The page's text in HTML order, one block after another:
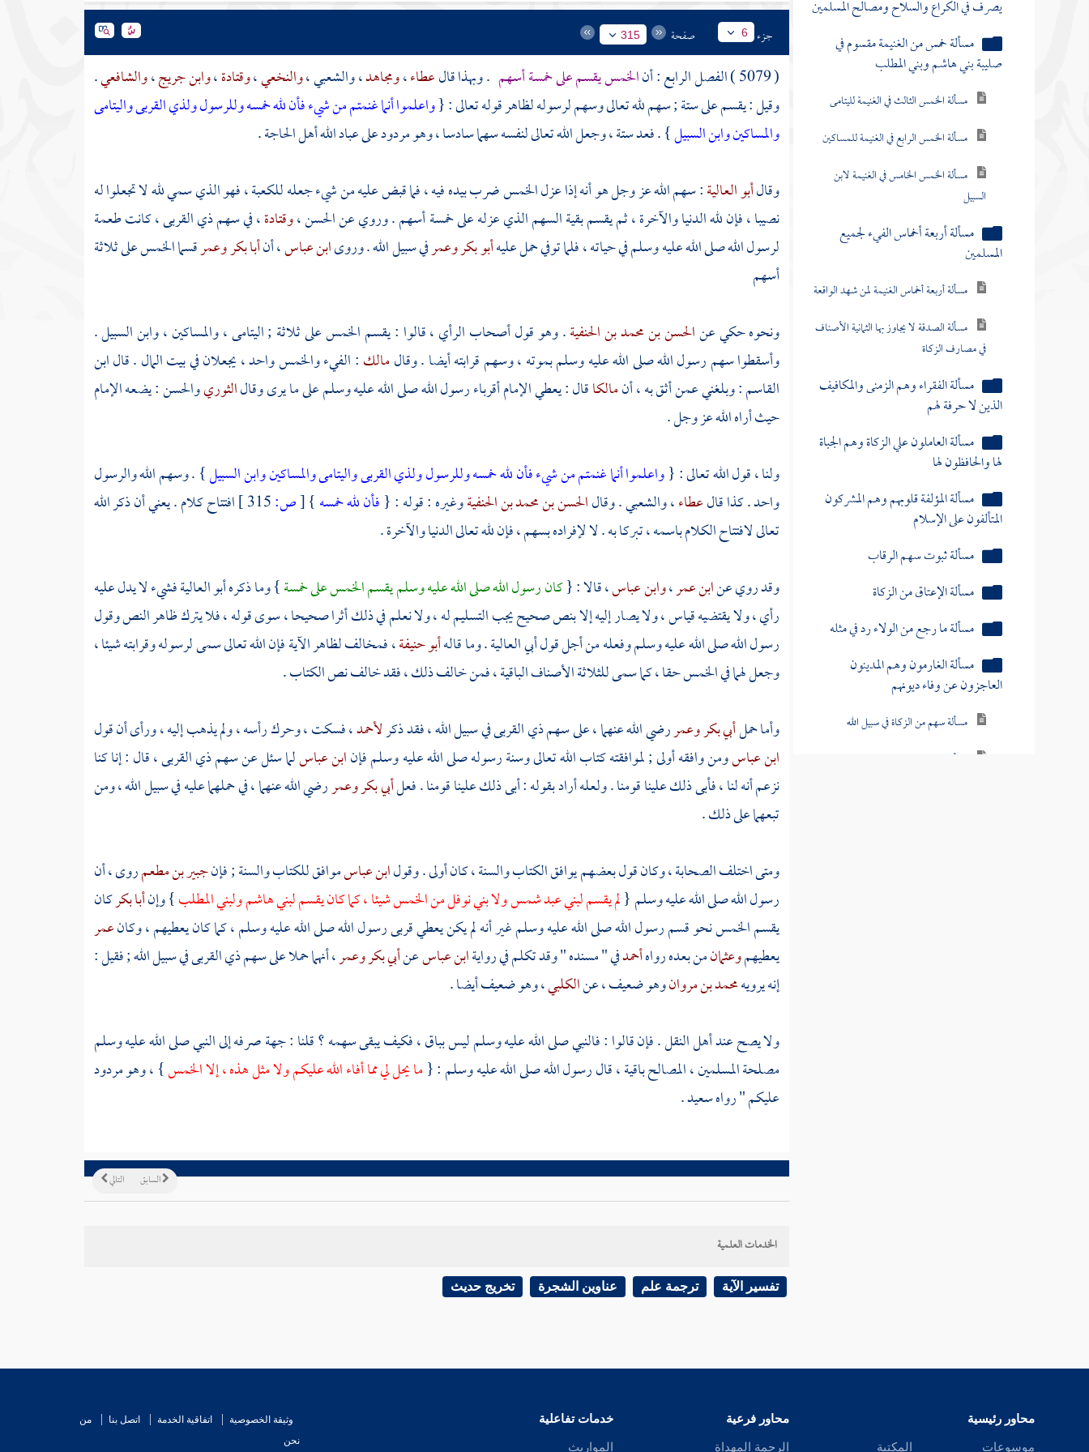
مسألة خمس من الغنيمة مقسوم في
صليبة بني هاشم وبني المطلب
مسألة الخمس الثالث في الغنيمة لليتامى
مسألة الخمس الرابع في الغنيمة للمساكين
مسألة الخمس الخامس في الغنيمة لابن
السبيل
مسألة أربعة أخماس الفيء لجميع
المسلمين
مسألة أربعة أخماس الغنيمة لمن شهد الواقعة
مسألة الصدقة لا يجاوز بها الثمانية الأصناف
في مصارف الزكاة
مسألة الفقراء وهم الزمنى والمكافيف
الذين لا حرفة لهم
مسألة العاملون علي الزكاة وهم الجباة
لها والحافظون لها
مسألة المؤلفة قلوبهم وهم المشركون
المتألفون على الإسلام
مسألة ثبوت سهم الرقاب
مسألة الإعتاق من الزكاة
مسألة ما رجع من الولاء رد في مثله
مسألة الغارمون وهم المدينون
العاجزون عن وفاء ديونهم
مسألة سهم من الزكاة في سبيل الله
مسألة يصرف من الزكاة في الحج
كتاب النفقات
جزء 6 صفحة 315
( 5079 ) الفصل الرابع : أن الخمس يقسم على خمسة أسهم . وبهذا قالعطاء،ومجاهد،والشعبي،والنخعي،وقتادة،وابن جريج،والشافعي.
وقيل : يقسم على ستة ; سهم لله تعالى وسهم لرسوله لظاهر قوله تعالى : {واعلموا أنما غنمتم من شيء فأن لله خمسه وللرسول ولذي القربى واليتامى
والمساكين وابن السبيل} . فعد ستة ، وجعل الله تعالى لنفسه سهما سادسا ، وهو مردود على عباد الله أهل الحاجة .
وقالأبو العالية: سهم الله عز وجل هو أنه إذا عزل الخمس ضرب بيده فيه ، فما قبض عليه من شيء جعلهللكعبة، فهو الذي سمي لله لا تجعلوا له
نصيبا ، فإن لله الدنيا والآخرة ، ثم يقسم بقية السهم الذي عزله على خمسة أسهم . وروي عنالحسن،وقتادة، في سهم ذي القربى ، كانت طعمة
لرسول الله صلى الله عليه وسلم في حياته ، فلما توفي حمل عليهأبو بكروعمرفي سبيل الله . وروىابن عباس، أنأبا بكروعمرقسما الخمس على ثلاثة
أسهم
ونحوه حكي عنالحسن بن محمد بن الحنفية. وهو قول أصحاب الرأي ، قالوا : يقسم الخمس على ثلاثة ; اليتامى ، والمساكين ، وابن السبيل .
وأسقطوا سهم رسول الله صلى الله عليه وسلم بموته ، وسهم قرابته أيضا . وقالمالك: الفيء والخمس واحد ، يجعلان في بيت المال . قالابن
القاسم: وبلغني عمن أثق به ، أنمالكاقال : يعطي الإمام أقرباء رسول الله صلى الله عليه وسلم على ما يرى وقالالثوريوالحسن: يضعه الإمام
حيث أراه الله عز وجل .
ولنا ، قول الله تعالى : {واعلموا أنما غنمتم من شيء فأن لله خمسه وللرسول ولذي القربى واليتامى والمساكين وابن السبيل} . وسهم الله والرسول
واحد . كذا قالعطاء،والشعبي. وقالالحسن بن محمد بن الحنفيةوغيره : قوله : {فأن لله خمسه}
[ص:
افتتاح كلام . يعني أن ذكر الله
تعالى لافتتاح الكلام باسمه ، تبركا به . لا لإفراده بسهم ، فإن لله تعالى الدنيا والآخرة .
وقد روي عنابن عمر،وابن عباس، قالا : {كان رسول الله صلى الله عليه وسلم يقسم الخمس على خمسة} وما ذكرهأبو العاليةفشيء لا يدل عليه
رأي ، ولا يقتضيه قياس ، ولا يصار إليه إلا بنص صحيح يجب التسليم له ، ولا نعلم في ذلك أثرا صحيحا ، سوى قوله ، فلا يترك ظاهر النص وقول
رسول الله صلى الله عليه وسلم وفعله من أجل قولأبي العالية. وما قالهأبو حنيفة، فمخالف لظاهر الآية فإن الله تعالى سمى لرسوله وقرابته شيئا ،
وجعل لهما في الخمس حقا ، كما سمى للثلاثة الأصناف الباقية ، فمن خالف ذلك ، فقد خالف نص الكتاب .
وأما حملأبي بكروعمررضي الله عنهما ، على سهم ذي القربى في سبيل الله ، فقد ذكرلأحمد، فسكت ، وحرك رأسه ، ولم يذهب إليه ، ورأى أن قول
ابن عباسومن وافقه أولى ; لموافقته كتاب الله تعالى وسنة رسوله صلى الله عليه وسلم فإنابن عباسلما سئل عن سهم ذي القربى ، قال : إنا كنا
نزعم أنه لنا ، فأبى ذلك علينا قومنا . ولعله أراد بقوله : أبى ذلك علينا قومنا . فعلأبي بكروعمررضي الله عنهما ، في حملهما عليه في سبيل الله ، ومن
تبعهما على ذلك .
ومتى اختلف الصحابة ، وكان قول بعضهم يوافق الكتاب والسنة ، كان أولى . وقولابن عباسموافق للكتاب والسنة ; فإنجبير بن مطعمروى ، أن
رسول الله صلى الله عليه وسلم {لم يقسملبني عبد شمسولابني نوفلمن الخمس شيئا ، كما كان يقسملبني هاشمولبني المطلب} وإنأبا بكركان
يقسم الخمس نحو قسم رسول الله صلى الله عليه وسلم غير أنه لم يكن يعطي قربى رسول الله صلى الله عليه وسلم ، كما كان يعطيهم ، وكانعمر
يعطيهموعثمانمن بعده رواهأحمدفي " مسنده " وقد تكلم في روايةابن عباسعنأبي بكروعمر، أنهما حملا على سهم ذي القربى في سبيل الله ; فقيل :
إنه يرويهمحمد بن مروانوهو ضعيف ، عنالكلبي، وهو ضعيف أيضا .
ولا يصح عند أهل النقل . فإن قالوا : فالنبي صلى الله عليه وسلم ليس بباق ، فكيف يبقى سهمه ؟ قلنا : جهة صرفه إلى النبي صلى الله عليه وسلم
مصلحة المسلمين ، المصالح باقية ، قال رسول الله صلى الله عليه وسلم : {ما يحل لي مما أفاء الله عليكم ولا مثل هذه ، إلا الخمس} ، وهو مردود
عليكم " رواهسعيد.
التالي السابق
الخدمات العلمية
تفسير الآية ترجمة علم عناوين الشجرة تخريج حديث
محاور رئيسية
موسوعات المكتبة
محاور فرعية
الرحمة المهداة
خدمات تفاعلية
المواريث
وثيقة الخصوصية اتفاقية الخدمة اتصل بنا
من
نحن